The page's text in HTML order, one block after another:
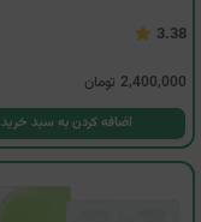
3.38
2,400,000 تومان
اضافه کردن به سبد خرید